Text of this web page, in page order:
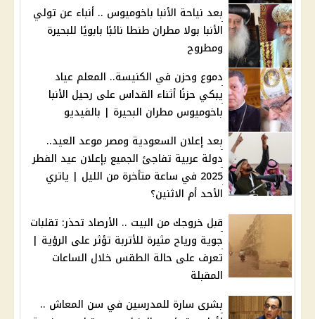
بعد نياحة الأنبا باخوميوس .. أنباء عن تولي
الأنبا بولا مطران طنطا نائبًا بابويًا للبحيرة
ومطروح
دموع وحزن في الكنيسة.. المعلم عياد
يبكي حزنًا أثناء القداس على رحيل الأنبا
باخوميوس مطران البحيرة | بالفيديو
بعد إعلان السعودية ومصر موعد العيد..
دولة عربية تفاجئ الجميع بإعلان عيد الفطر
2025 في ساعة متأخرة من الليل | ياتري
الأحد أم الاثنين؟
قبل خروجك من البيت .. الأرصاد تحذر: تقلبات
جوية ورياح مثيرة للأتربة تؤثر على الرؤية |
تعرف على حالة الطقس خلال الساعات
المقبلة
بشرى سارة للمدرسين في سن المعاش ..